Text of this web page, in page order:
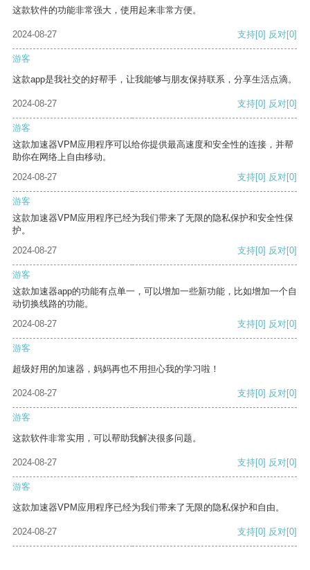
这款软件的功能非常强大，使用起来非常方便。
2024-08-27 支持[0] 反对[0]
游客
这款app是我社交的好帮手，让我能够与朋友保持联系，分享生活点滴。
2024-08-27 支持[0] 反对[0]
游客
这款加速器VPM应用程序可以给你提供最高速度和安全性的连接，并帮
助你在网络上自由移动。
2024-08-27
支持[0] 反对[0]
游客
这款加速器VPM应用程序已经为我们带来了无限的隐私保护和安全性保
护。
2024-08-27
支持[0] 反对[0]
游客
这款加速器app的功能有点单一，可以增加一些新功能，比如增加一个自
动切换线路的功能。
2024-08-27
支持[0] 反对[0]
游客
超级好用的加速器，妈妈再也不用担心我的学习啦！
2024-08-27 支持[0] 反对[0]
游客
这款软件非常实用，可以帮助我解决很多问题。
2024-08-27 支持[0] 反对[0]
游客
这款加速器VPM应用程序已经为我们带来了无限的隐私保护和自由。
2024-08-27 支持[0] 反对[0]